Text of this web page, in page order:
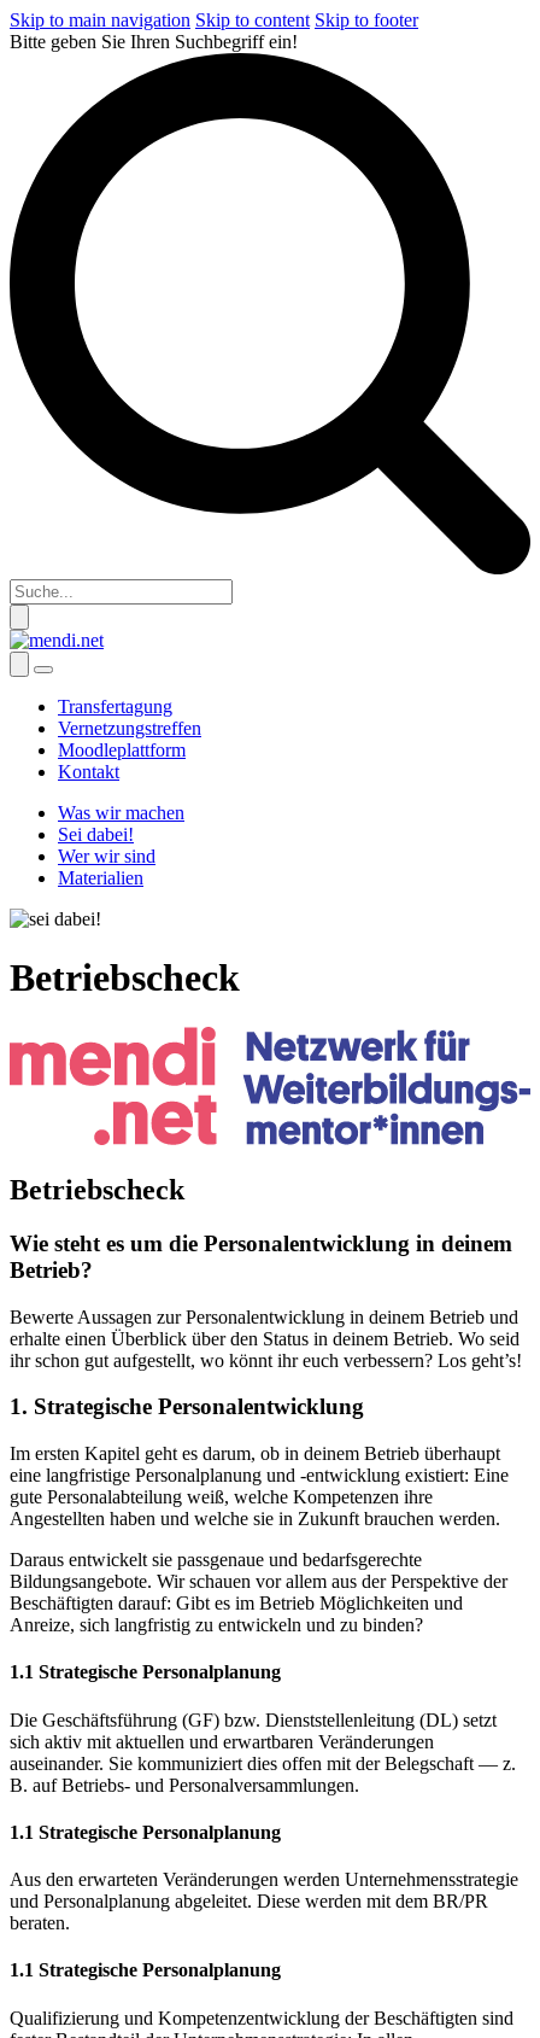
Skip to main navigation Skip to content Skip to footer
Bitte geben Sie Ihren Suchbegriff ein!
Transfertagung
Vernetzungstreffen
Moodleplattform
Kontakt
Was wir machen
Sei dabei!
Wer wir sind
Materialien
Betriebscheck
Betriebscheck
Wie steht es um die Personalentwicklung in deinem
Betrieb?
Bewerte Aussagen zur Personalentwicklung in deinem Betrieb und
erhalte einen Überblick über den Status in deinem Betrieb. Wo seid
ihr schon gut aufgestellt, wo könnt ihr euch verbessern? Los geht’s!
1. Strategische Personalentwicklung
Im ersten Kapitel geht es darum, ob in deinem Betrieb überhaupt
eine langfristige Personalplanung und -entwicklung existiert: Eine
gute Personalabteilung weiß, welche Kompetenzen ihre
Angestellten haben und welche sie in Zukunft brauchen werden.
Daraus entwickelt sie passgenaue und bedarfsgerechte
Bildungsangebote. Wir schauen vor allem aus der Perspektive der
Beschäftigten darauf: Gibt es im Betrieb Möglichkeiten und
Anreize, sich langfristig zu entwickeln und zu binden?
1.1 Strategische Personalplanung
Die Geschäftsführung (GF) bzw. Dienststellenleitung (DL) setzt
sich aktiv mit aktuellen und erwartbaren Veränderungen
auseinander. Sie kommuniziert dies offen mit der Belegschaft — z.
B. auf Betriebs- und Personalversammlungen.
1.1 Strategische Personalplanung
Aus den erwarteten Veränderungen werden Unternehmensstrategie
und Personalplanung abgeleitet. Diese werden mit dem BR/PR
beraten.
1.1 Strategische Personalplanung
Qualifizierung und Kompetenzentwicklung der Beschäftigten sind